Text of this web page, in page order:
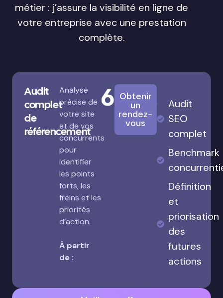
métier : j’assure la visibilité en ligne de
votre entreprise avec une prestation
complète.
Audit
complet
de
référencement
Analyse
précise de
votre site
et de vos
concurrents
pour
identifier
les points
forts, les
freins et les
priorités
d’action.
À partir
de :
680€
Obtenir
un
rendez-
vous
Audit
SEO
complet
Benchmark
Définition
et
priorisation
des
futures
actions